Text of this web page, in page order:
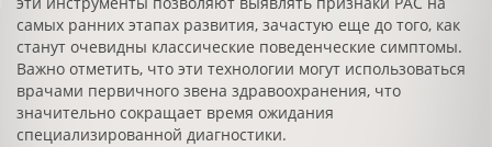
самых ранних этапах развития, зачастую еще до того, как
станут очевидны классические поведенческие симптомы.
Важно отметить, что эти технологии могут использоваться
врачами первичного звена здравоохранения, что
значительно сокращает время ожидания
специализированной диагностики.